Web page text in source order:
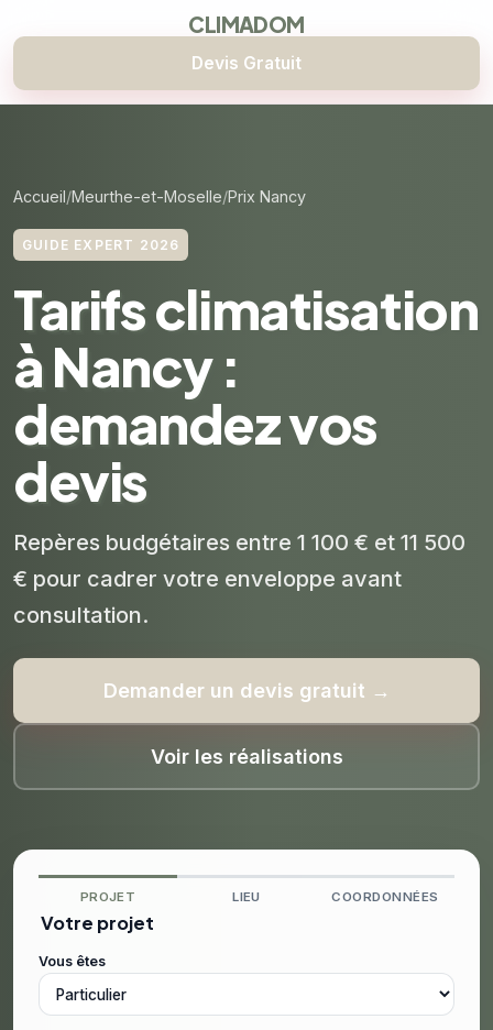
CLIMADOM
Devis Gratuit
Accueil Meurthe-et-Moselle Prix Nancy
GUIDE EXPERT 2026
Tarifs climatisation
à Nancy :
demandez vos
devis
Repères budgétaires entre 1 100 € et 11 500
€ pour cadrer votre enveloppe avant
consultation.
Demander un devis gratuit →
Voir les réalisations
PROJET LIEU COORDONNÉES
Votre projet
Vous êtes